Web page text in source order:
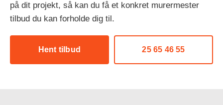
på dit projekt, så kan du få et konkret murermester
tilbud du kan forholde dig til.
Hent tilbud 25 65 46 55